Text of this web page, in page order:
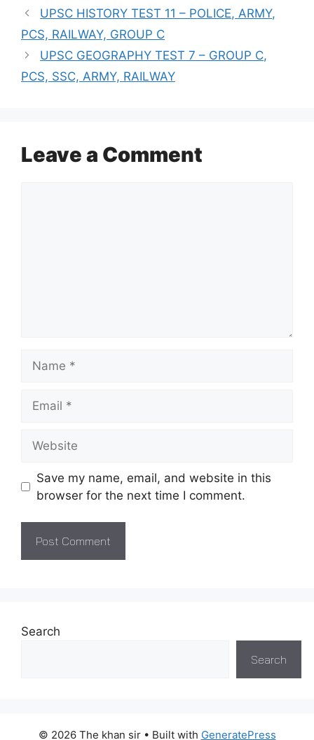
UPSC HISTORY TEST 11 – POLICE, ARMY,
PCS, RAILWAY, GROUP C
UPSC GEOGRAPHY TEST 7 – GROUP C,
PCS, SSC, ARMY, RAILWAY
Leave a Comment
Save my name, email, and website in this
browser for the next time I comment.
Search
Search
© 2026 The khan sir• Built with GeneratePress